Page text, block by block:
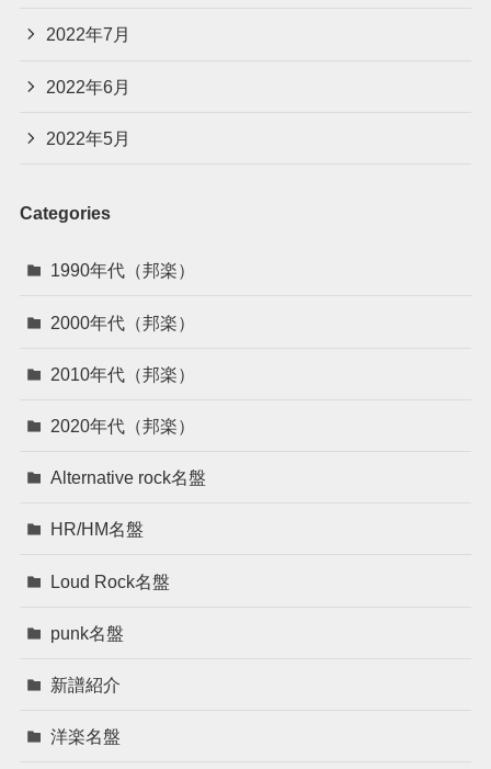
2022年7月
2022年6月
2022年5月
Categories
1990年代（邦楽）
2000年代（邦楽）
2010年代（邦楽）
2020年代（邦楽）
Alternative rock名盤
HR/HM名盤
Loud Rock名盤
punk名盤
新譜紹介
洋楽名盤